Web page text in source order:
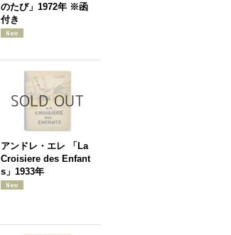
のたび」1972年 ※函
付き
アンドレ・エレ 「La
Croisiere des Enfant
s」1933年